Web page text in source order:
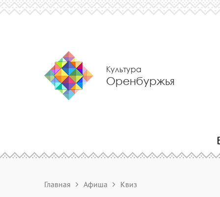
Культура
Оренбуржья
Главная Афиша Квиз